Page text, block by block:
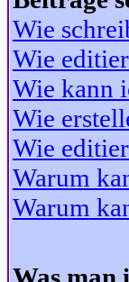
Wie
Wie
Wie kann
Wie
Wie
Warum
Warum